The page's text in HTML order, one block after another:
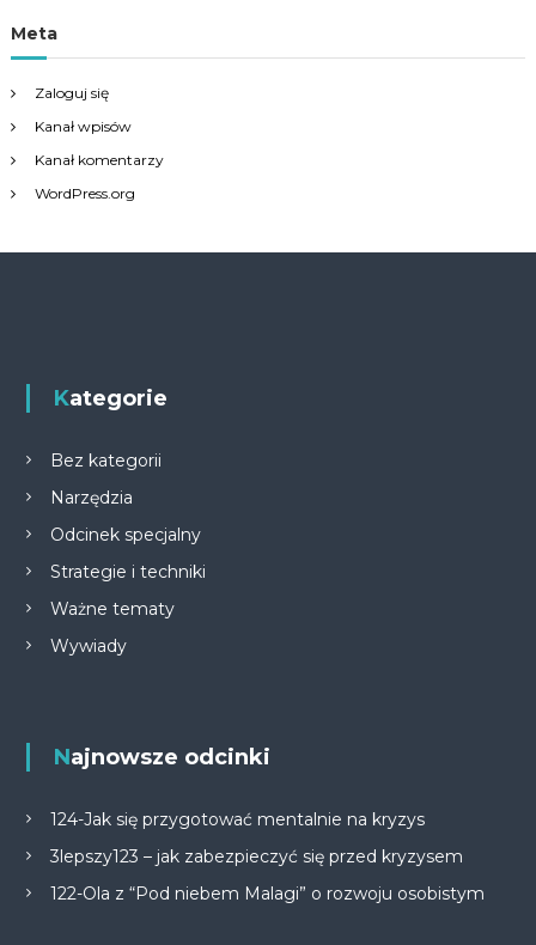
Meta
Zaloguj się
Kanał wpisów
Kanał komentarzy
WordPress.org
Kategorie
Bez kategorii
Narzędzia
Odcinek specjalny
Strategie i techniki
Ważne tematy
Wywiady
Najnowsze odcinki
124-Jak się przygotować mentalnie na kryzys
3lepszy123 – jak zabezpieczyć się przed kryzysem
122-Ola z “Pod niebem Malagi” o rozwoju osobistym